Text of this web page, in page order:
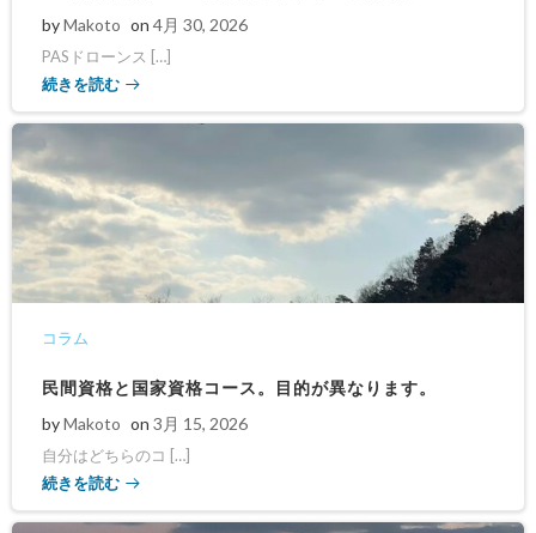
byMakoto on 4月 30, 2026
PASドローンス […]
続きを読む
コラム
民間資格と国家資格コース。目的が異なります。
byMakoto on 3月 15, 2026
自分はどちらのコ […]
続きを読む